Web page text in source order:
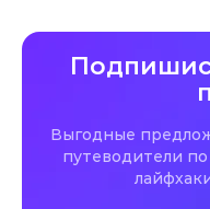
Выгодные
путеводители